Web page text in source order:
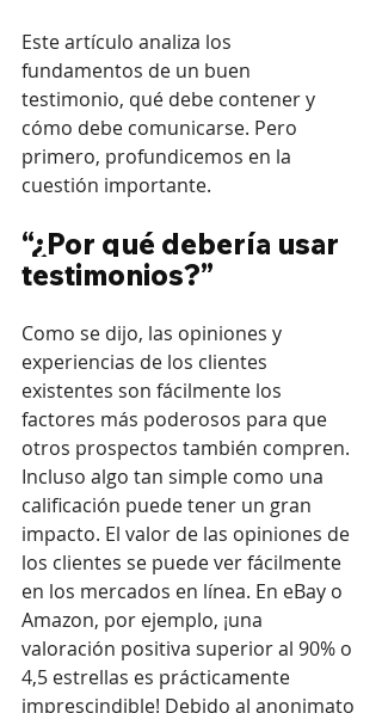
Este artículo analiza los
fundamentos de un buen
testimonio, qué debe contener y
cómo debe comunicarse. Pero
primero, profundicemos en la
cuestión importante.
“¿Por qué debería usar
testimonios?”
Como se dijo, las opiniones y
experiencias de los clientes
existentes son fácilmente los
factores más poderosos para que
otros prospectos también compren.
Incluso algo tan simple como una
calificación puede tener un gran
impacto. El valor de las opiniones de
los clientes se puede ver fácilmente
en los mercados en línea. En eBay o
Amazon, por ejemplo, ¡una
valoración positiva superior al 90% o
4,5 estrellas es prácticamente
imprescindible! Debido al anonimato